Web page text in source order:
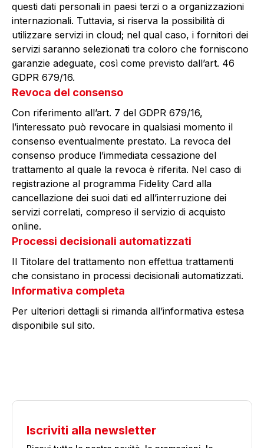
questi dati personali in paesi terzi o a organizzazioni
internazionali. Tuttavia, si riserva la possibilità di
utilizzare servizi in cloud; nel qual caso, i fornitori dei
servizi saranno selezionati tra coloro che forniscono
garanzie adeguate, così come previsto dall’art. 46
GDPR 679/16.
Revoca del consenso
Con riferimento all’art. 7 del GDPR 679/16,
l’interessato può revocare in qualsiasi momento il
consenso eventualmente prestato. La revoca del
consenso produce l’immediata cessazione del
trattamento al quale la revoca è riferita. Nel caso di
registrazione al programma Fidelity Card alla
cancellazione dei suoi dati ed all’interruzione dei
servizi correlati, compreso il servizio di acquisto
online.
Processi decisionali automatizzati
Il Titolare del trattamento non effettua trattamenti
che consistano in processi decisionali automatizzati.
Informativa completa
Per ulteriori dettagli si rimanda all’informativa estesa
disponibile sul sito.
Iscriviti alla newsletter